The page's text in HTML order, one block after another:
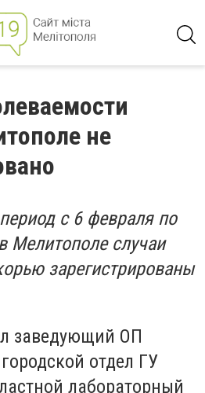
не
с 6 февраля по
Мелитополе случаи
зарегистрированы
заведующий ОП
отдел ГУ
лабораторный